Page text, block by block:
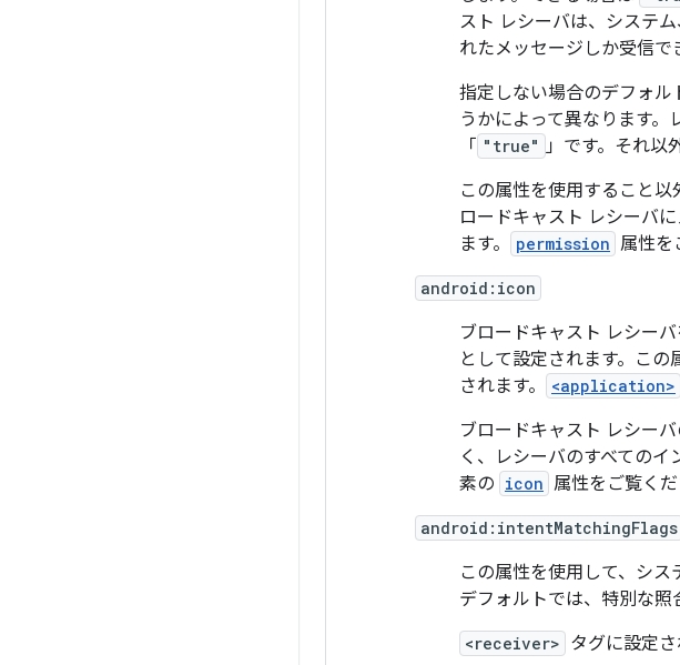
スト レシーバは、システ
れたメッセージしか受信で
指定しない場合のデフォ
うかによって異なります
「 "true" 」です。それ以
この属性を使用すること
ロードキャスト レシーバ
ます。
permission 属性を
android:icon
ブロードキャスト レシー
として設定されます。こ
されます。
<application>
ブロードキャスト レシー
く、レシーバのすべてのイ
素の icon 属性をご覧くだ
android:intentMatchingFlags
この属性を使用して、シス
デフォルトでは、特別な照
<receiver> タグに設定さ